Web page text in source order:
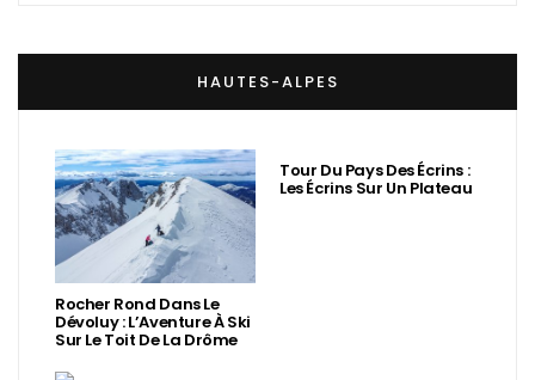
HAUTES-ALPES
Rocher Rond Dans Le
Dévoluy : L’Aventure À Ski
Sur Le Toit De La Drôme
Tour Du Pays Des Écrins :
Les Écrins Sur Un Plateau